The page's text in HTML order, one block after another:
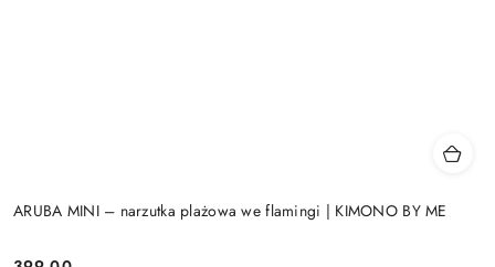
ARUBA MINI – narzutka plażowa we flamingi | KIMONO BY ME